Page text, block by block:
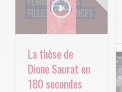
La thèse de
Dione Saurat en
180 secondes